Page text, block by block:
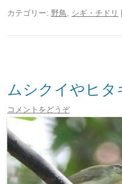
カテゴリー: 野鳥 シギ・チドリ
ムシクイやヒタ
コメントをどうぞ